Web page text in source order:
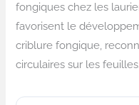
fongiques chez les
favorisent le
criblure fongique,
circulaires sur les